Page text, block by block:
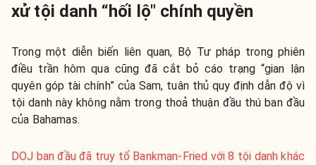
xử tội danh “hối lộ" chính quyền
Trong một diễn biến liên quan, Bộ Tư pháp trong phiên
điều trần hôm qua cũng đã cắt bỏ cáo trạng “gian lận
quyên góp tài chính” của Sam, tuân thủ quy định dẫn độ vì
tội danh này không nằm trong thoả thuận đầu thú ban đầu
của Bahamas.
DOJ ban đầu đã truy tố Bankman-Fried với 8 tội danh khác